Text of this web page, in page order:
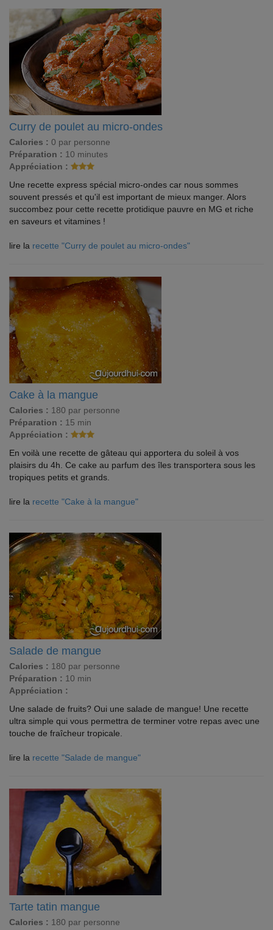
Curry de poulet au micro-ondes
Calories : 0 par personne
Préparation : 10 minutes
Appréciation :
Une recette express spécial micro-ondes car nous sommes
souvent pressés et qu'il est important de mieux manger. Alors
succombez pour cette recette protidique pauvre en MG et riche
en saveurs et vitamines !
lire la recette "Curry de poulet au micro-ondes"
Cake à la mangue
Calories : 180 par personne
Préparation : 15 min
Appréciation :
En voilà une recette de gâteau qui apportera du soleil à vos
plaisirs du 4h. Ce cake au parfum des îles transportera sous les
tropiques petits et grands.
lire la recette "Cake à la mangue"
Salade de mangue
Calories : 180 par personne
Préparation : 10 min
Appréciation :
Une salade de fruits? Oui une salade de mangue! Une recette
ultra simple qui vous permettra de terminer votre repas avec une
touche de fraîcheur tropicale.
lire la recette "Salade de mangue"
Tarte tatin mangue
Calories : 180 par personne